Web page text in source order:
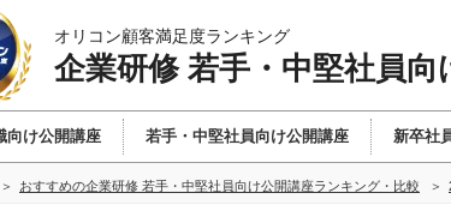
オリコン顧客満足度ランキング
企業研修 若手・中堅社員向
向け公開講座 若手・中堅社員向け公開講座 新卒社
おすすめの企業研修 若手・中堅社員向け公開講座ランキング・比較